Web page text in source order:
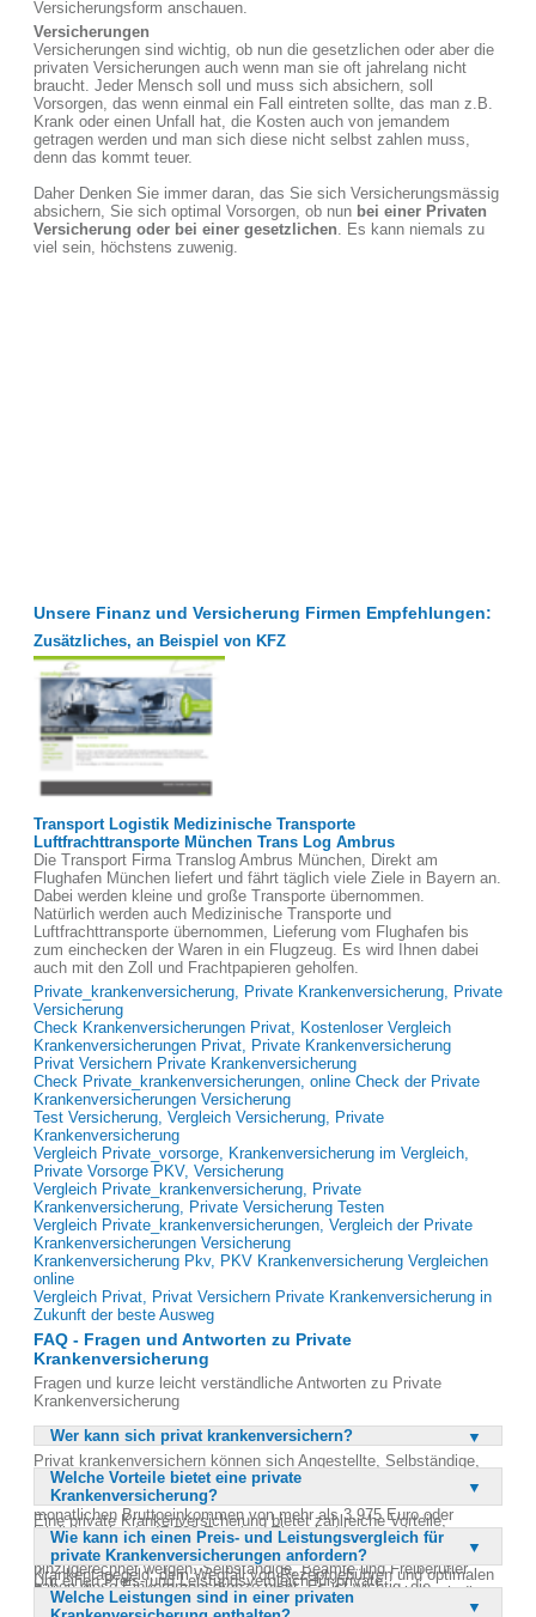
Versicherungsform anschauen.
Versicherungen
Versicherungen sind wichtig, ob nun die gesetzlichen oder aber die
privaten Versicherungen auch wenn man sie oft jahrelang nicht
braucht. Jeder Mensch soll und muss sich absichern, soll
Vorsorgen, das wenn einmal ein Fall eintreten sollte, das man z.B.
Krank oder einen Unfall hat, die Kosten auch von jemandem
getragen werden und man sich diese nicht selbst zahlen muss,
denn das kommt teuer.
Daher Denken Sie immer daran, das Sie sich Versicherungsmässig
absichern, Sie sich optimal Vorsorgen, ob nun bei einer Privaten
Versicherung oder bei einer gesetzlichen. Es kann niemals zu
viel sein, höchstens zuwenig.
Unsere Finanz und Versicherung Firmen Empfehlungen:
Zusätzliches, an Beispiel von KFZ
Transport Logistik Medizinische Transporte
Luftfrachttransporte München Trans Log Ambrus
Die Transport Firma Translog Ambrus München, Direkt am
Flughafen München liefert und fährt täglich viele Ziele in Bayern an.
Dabei werden kleine und große Transporte übernommen.
Natürlich werden auch Medizinische Transporte und
Luftfrachttransporte übernommen, Lieferung vom Flughafen bis
zum einchecken der Waren in ein Flugzeug. Es wird Ihnen dabei
auch mit den Zoll und Frachtpapieren geholfen.
Private_krankenversicherung, Private Krankenversicherung, Private
Versicherung
Check Krankenversicherungen Privat, Kostenloser Vergleich
Krankenversicherungen Privat, Private Krankenversicherung
Privat Versichern Private Krankenversicherung
Check Private_krankenversicherungen, online Check der Private
Krankenversicherungen Versicherung
Test Versicherung, Vergleich Versicherung, Private
Krankenversicherung
Vergleich Private_vorsorge, Krankenversicherung im Vergleich,
Private Vorsorge PKV, Versicherung
Vergleich Private_krankenversicherung, Private
Krankenversicherung, Private Versicherung Testen
Vergleich Private_krankenversicherungen, Vergleich der Private
Krankenversicherungen Versicherung
Krankenversicherung Pkv, PKV Krankenversicherung Vergleichen
online
Vergleich Privat, Privat Versichern Private Krankenversicherung in
Zukunft der beste Ausweg
FAQ - Fragen und Antworten zu Private
Krankenversicherung
Fragen und kurze leicht verständliche Antworten zu Private
Krankenversicherung
Wer kann sich privat krankenversichern?
Privat krankenversichern können sich Angestellte, Selbständige,
Beamte und Freiberufler. Für Angestellte ist es wichtig, die
Beitragsbemessungsgrenze zu überschreiten, die 2007 bei einem
monatlichen Bruttoeinkommen von mehr als 3.975 Euro oder
jährlich mehr als 47.700 Euro lag. Einmalzahlungen wie
Weihnachtsgeld und Urlaubsgeld können dem Einkommen
hinzugerechnet werden. Selbständige, Beamte und Freiberufler
haben diese Einkommensgrenze nicht. Es ist wichtig, die
individuellen Voraussetzungen zu prüfen, um die Vorteile einer
Welche Vorteile bietet eine private
Krankenversicherung?
Eine private Krankenversicherung bietet zahlreiche Vorteile,
darunter eine bessere medizinische Versorgung wie
Chefarztbehandlung und Einbettzimmer. Versicherte können von
Krankentagegeld, dem Wegfall von Rezeptgebühren und optimalen
Behandlungsmethoden profitieren. Oftmals lassen sich durch die
private Krankenversicherung trotz überdurchschnittlicher
Wie kann ich einen Preis- und Leistungsvergleich für
private Krankenversicherungen anfordern?
Um einen Preis- und Leistungsvergleich für private
Krankenversicherungen anzufordern, können Interessierte den
Welche Leistungen sind in einer privaten